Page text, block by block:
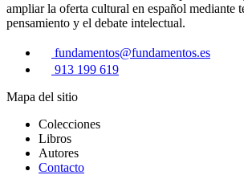
ampliar la oferta cultural en español mediante
pensamiento y el debate intelectual.
fundamentos@fundamentos.es
913 199 619
Mapa del sitio
Colecciones
Libros
Autores
Contacto